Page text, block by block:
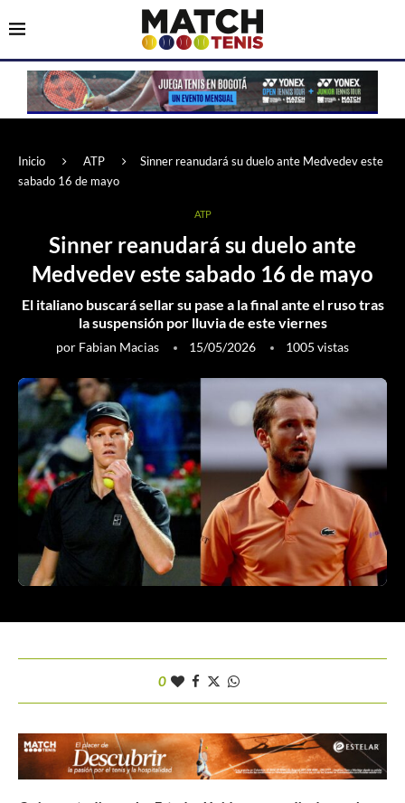
Inicio ATP
Sinner reanudará su duelo ante Medvedev este
sabado 16 de mayo
ATP
Sinner reanudará su duelo ante
Medvedev este sabado 16 de mayo
El italiano buscará sellar su pase a la final ante el ruso tras
la suspensión por lluvia de este viernes
por Fabian Macias 15/05/2026 1005 vistas
0